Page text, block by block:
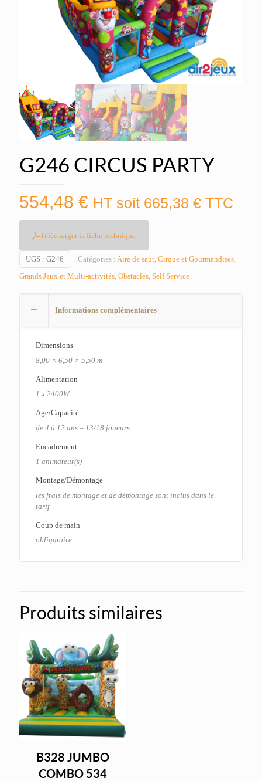
G246 CIRCUS PARTY
554,48 € HT soit 665,38 € TTC
Télécharger la fiche technique
UGS : G246 Catégories : Aire de saut Cirque et Gourmandises
Grands Jeux et Multi-activités Obstacles Self Service
Informations complémentaires
Dimensions
8,00 × 6,50 × 5,50 m
Alimentation
1 x 2400W
Age/Capacité
de 4 à 12 ans – 13/18 joueurs
Encadrement
1 animateur(s)
Montage/Démontage
les frais de montage et de démontage sont inclus dans le
tarif
Coup de main
obligatoire
Produits similaires
B328 JUMBO
COMBO 534